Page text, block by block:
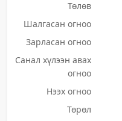
Төлөв
Шалгасан огноо
Зарласан огноо
Санал хүлээн авах
огноо
Нээх огноо
Төрөл